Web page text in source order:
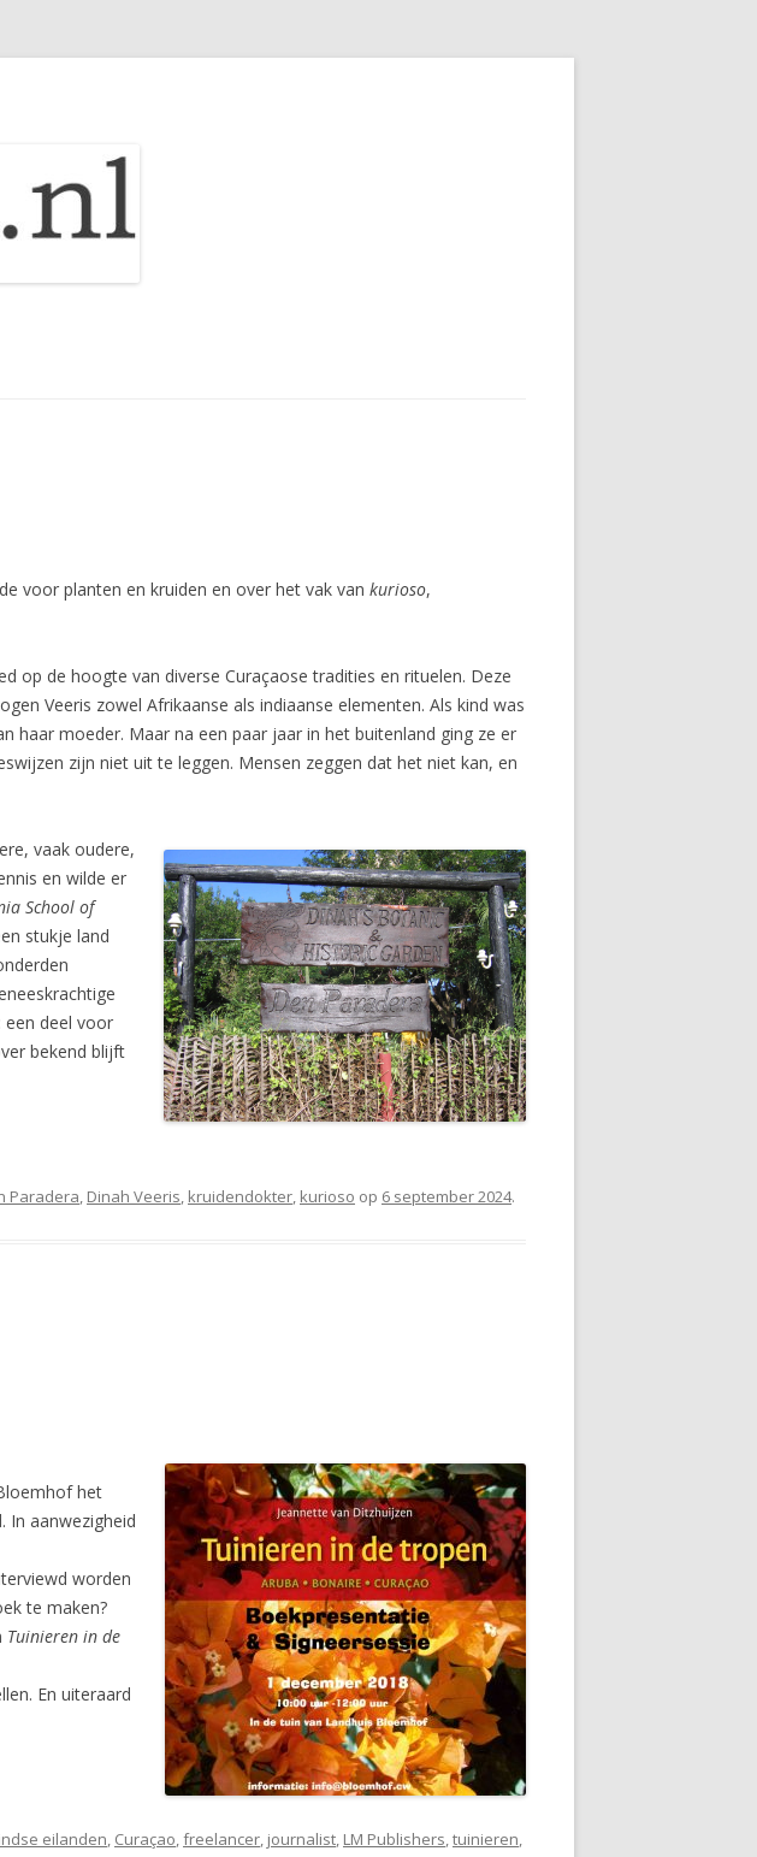
voor planten en kruiden en over het vak van kurioso,
op de hoogte van diverse Curaçaose tradities en rituelen. Deze
Veeris zowel Afrikaanse als indiaanse elementen. Als kind was
haar moeder. Maar na een paar jaar in het buitenland ging ze er
zijn niet uit te leggen. Mensen zeggen dat het niet kan, en
vaak oudere,
en wilde er
School of
stukje land
een deel voor
bekend blijft
Paradera, Dinah Veeris, kruidendokter, kurioso op 6 september 2024.
het
In aanwezigheid
worden
te maken?
Tuinieren in de
En uiteraard
eilanden, Curaçao,freelancer, journalist, LM Publishers,tuinieren,